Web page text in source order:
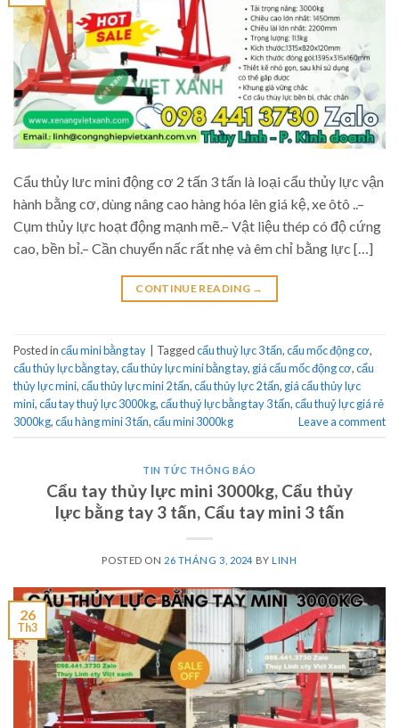
Cẩu thủy lưc mini động cơ 2 tấn 3 tấn là loại cẩu thủy lực vận
hành bằng cơ, dùng nâng cao hàng hóa lên giá kệ, xe ôtô ..–
Cụm thủy lực hoạt động mạnh mẽ.– Vật liệu thép có độ cứng
cao, bền bỉ.– Cần chuyển nấc rất nhẹ và êm chỉ bằng lực […]
CONTINUE READING →
Posted incẩu mini bằng tay Taggedcẩu thuỷ lực 3 tấn,cẩu mốc động cơ,
cẩu thủy lực bằng tay,cẩu thủy lực mini bằng tay, giá cẩu mốc động cơ,cẩu
thủy lực mini,cẩu thủy lực mini 2 tấn,cẩu thủy lực 2 tấn, giá cẩu thủy lực
mini,cẩu tay thuỷ lực 3000kg,cẩu thuỷ lực bằng tay 3 tấn,cẩu thuỷ lực giá rẻ
3000kg,cẩu hàng mini 3 tấn,cẩu mini 3000kg Leave a comment
TIN TỨC THÔNG BÁO
Cẩu tay thủy lực mini 3000kg, Cẩu thủy
lực bằng tay 3 tấn, Cẩu tay mini 3 tấn
POSTED ON 26 THÁNG 3, 2024 BYLINH
26
Th3